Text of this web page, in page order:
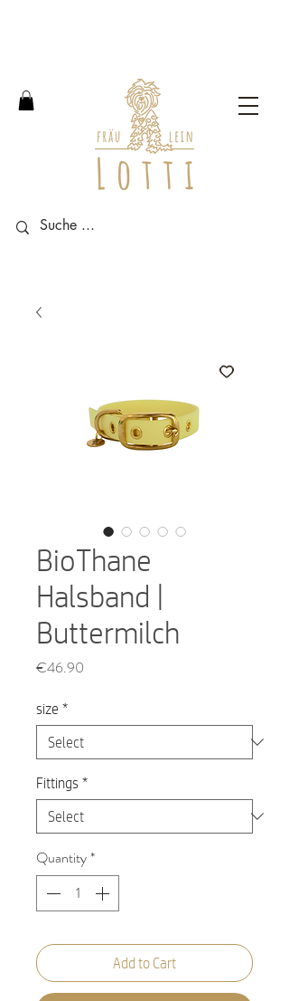
BioThane
Halsband |
Buttermilch
€46.90
size *
Fittings *
Quantity*
Add to Cart